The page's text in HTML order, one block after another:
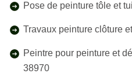
Pose de peinture tôle et
Travaux peinture clôture
Peintre pour peinture et
38970